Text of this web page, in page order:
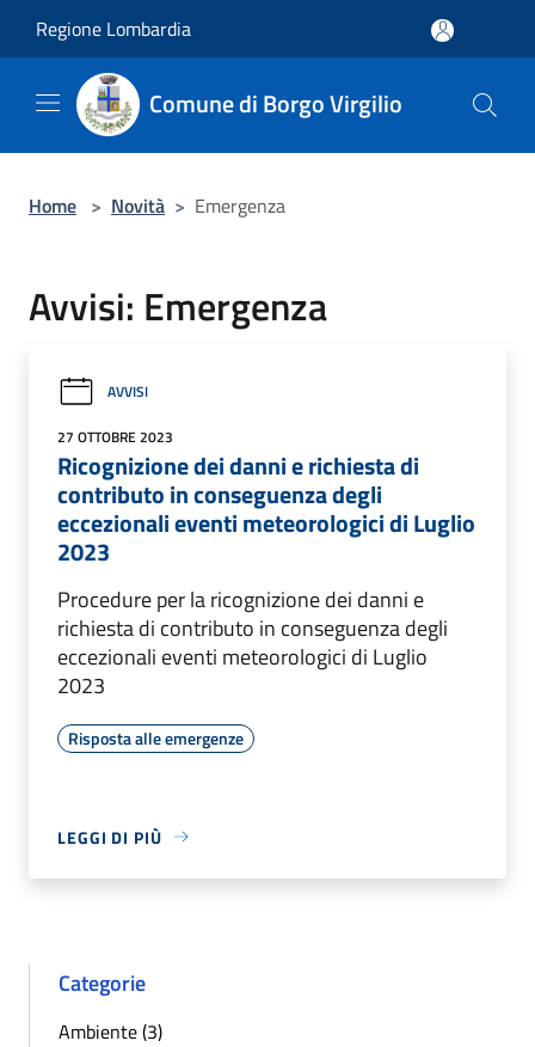
Regione Lombardia
Comune di Borgo Virgilio
Home > Novità > Emergenza
Avvisi: Emergenza
AVVISI
27 OTTOBRE 2023
Ricognizione dei danni e richiesta di
contributo in conseguenza degli
eccezionali eventi meteorologici di Luglio
2023
Procedure per la ricognizione dei danni e
richiesta di contributo in conseguenza degli
eccezionali eventi meteorologici di Luglio
2023
Risposta alle emergenze
LEGGI DI PIÙ
Categorie
Ambiente (3)